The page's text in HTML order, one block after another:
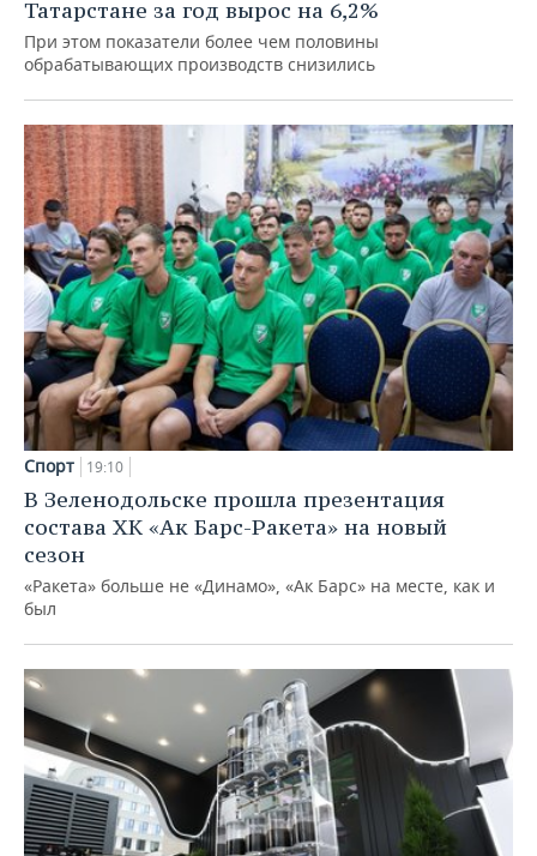
Татарстане за год вырос на 6,2%
При этом показатели более чем половины
обрабатывающих производств снизились
Спорт 19:10
В Зеленодольске прошла презентация
состава ХК «Ак Барс-Ракета» на новый
сезон
«Ракета» больше не «Динамо», «Ак Барс» на месте, как и
был